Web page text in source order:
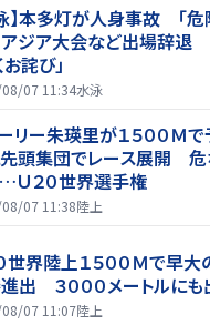
】本多灯が人身事故 「
ジア大会など出場辞退
お詫び」
07 11:34水泳
リー朱瑛里が１５００
頭集団でレース展開 危
Ｕ２０世界選手権
07 11:38陸上
世界陸上１５００Ｍで早
出 ３０００メートルに
07 11:07陸上